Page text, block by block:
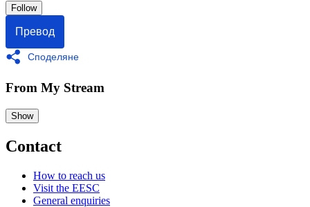
Follow
Превод
Споделяне
From My Stream
Show
Contact
How to reach us
Visit the EESC
General enquiries